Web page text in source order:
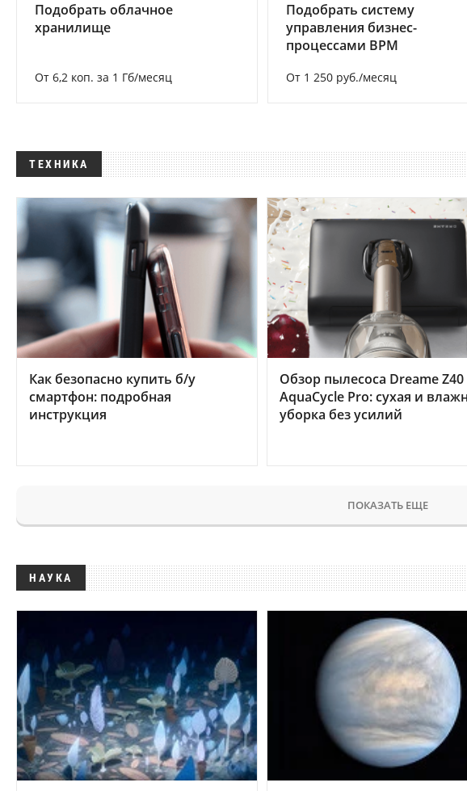
Подобрать облачное
хранилище
От 6,2 коп. за 1 Гб/месяц
Подобрать систему
управления бизнес-
процессами BPM
От 1 250 руб./месяц
ТЕХНИКА
Как безопасно купить б/у
смартфон: подробная
инструкция
Обзор пылесоса Dreame Z40
AquaCycle Pro: сухая и
уборка без усилий
ПОКАЗАТЬ ЕЩЕ
НАУКА